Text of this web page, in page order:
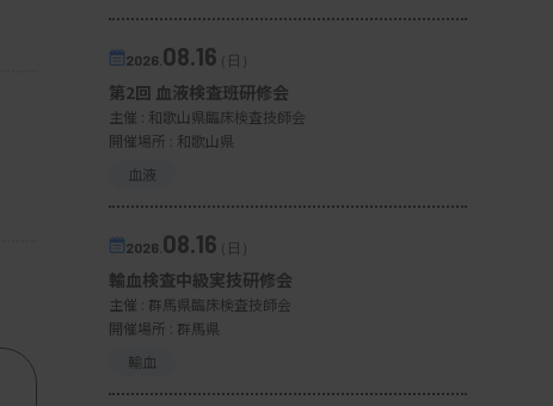
2026. 08.16（日）
第2回 血液検査班研修会
主催 : 和歌山県臨床検査技師会
開催場所 : 和歌山県
血液
2026. 08.16（日）
輸血検査中級実技研修会
主催 : 群馬県臨床検査技師会
開催場所 : 群馬県
輸血